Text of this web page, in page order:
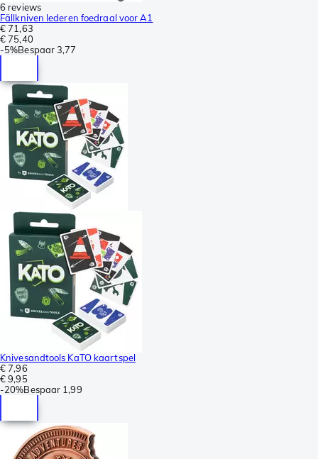
6 reviews
Fällkniven lederen foedraal voor A1
€ 71,63
€ 75,40
-5%Bespaar3,77
Knivesandtools KaTO kaartspel
€ 7,96
€ 9,95
-20%Bespaar 1,99